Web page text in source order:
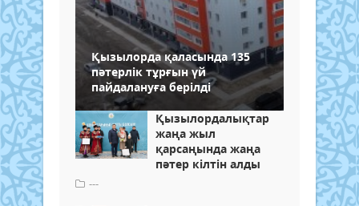
Қызылорда қаласында 135
пәтерлік тұрғын үй
пайдалануға берілді
Қызылордалықтар
жаңа жыл
қарсаңында жаңа
пәтер кілтін алды
---